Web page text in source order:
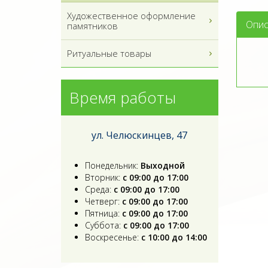
Художественное оформление
памятников
Ритуальные товары
Время работы
ул. Челюскинцев, 47
Понедельник: Выходной
Вторник: с 09:00 до 17:00
Среда: с 09:00 до 17:00
Четверг: с 09:00 до 17:00
Пятница: с 09:00 до 17:00
Суббота: с 09:00 до 17:00
Воскресенье: с 10:00 до 14:00